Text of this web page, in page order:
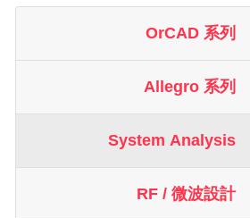
OrCAD 系列
Allegro 系列
System Analysis
RF / 微波設計